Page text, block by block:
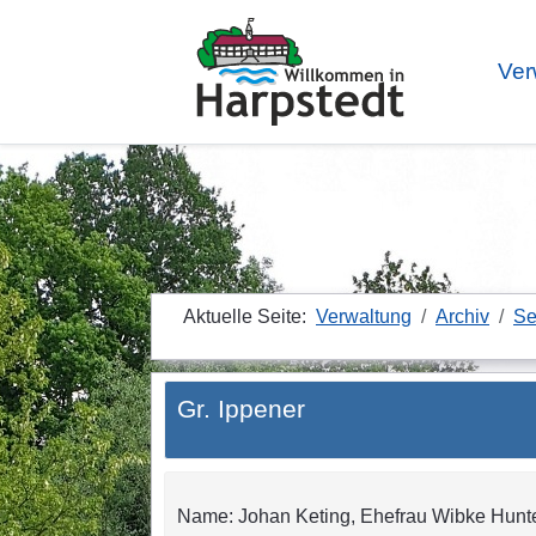
Aktuelle Seite: Verwaltung Archiv
Gr. Ippener
Name: Johan Keting, Ehefrau Wibke